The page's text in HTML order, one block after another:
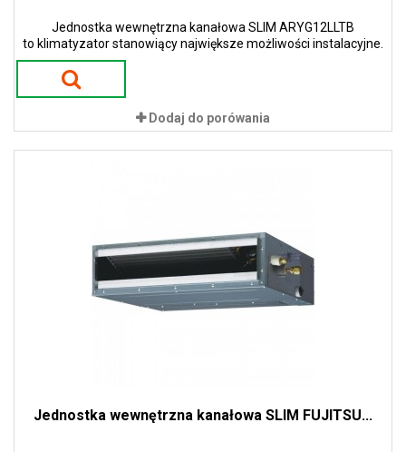
Jednostka wewnętrzna kanałowa SLIM ARYG12LLTB
to klimatyzator stanowiący największe możliwości instalacyjne.
Dodaj do porówania
Jednostka wewnętrzna kanałowa SLIM FUJITSU...